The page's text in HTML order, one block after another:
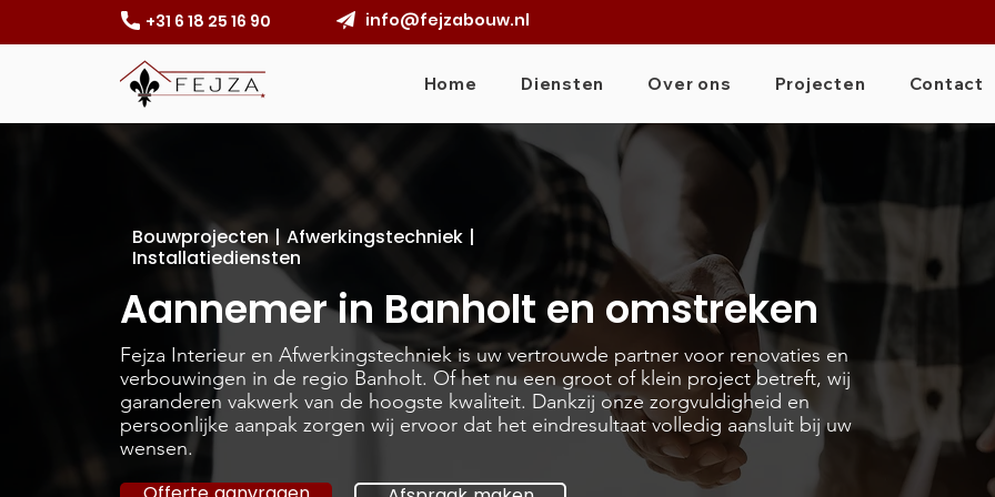
+31 6 18 25 16 90 info@fejzabouw.nl
Home Diensten Over ons Projecten Contact
Bouwprojecten | Afwerkingstechniek |
Installatiediensten
Aannemer in Banholt en omstreken
Fejza Interieur en Afwerkingstechniek is uw vertrouwde partner voor renovaties en
verbouwingen in de regio Banholt. Of het nu een groot of klein project betreft, wij
garanderen vakwerk van de hoogste kwaliteit. Dankzij onze zorgvuldigheid en
persoonlijke aanpak zorgen wij ervoor dat het eindresultaat volledig aansluit bij uw
wensen.